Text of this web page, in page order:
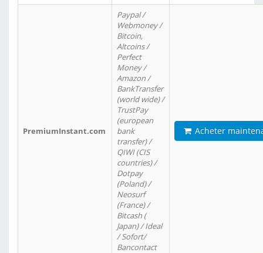
PremiumInstant.com
Paypal /
Webmoney /
Bitcoin,
Altcoins /
Perfect
Money /
Amazon /
BankTransfer
(world wide) /
TrustPay
(european
bank
transfer) /
QIWI (CIS
countries) /
Dotpay
(Poland) /
Neosurf
(France) /
Bitcash (
Japan) / Ideal
/ Sofort/
Bancontact
Acheter